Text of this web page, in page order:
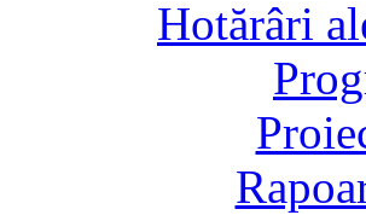
Hotărâri